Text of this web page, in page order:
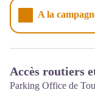
A la
Accès routiers
Parking Office de